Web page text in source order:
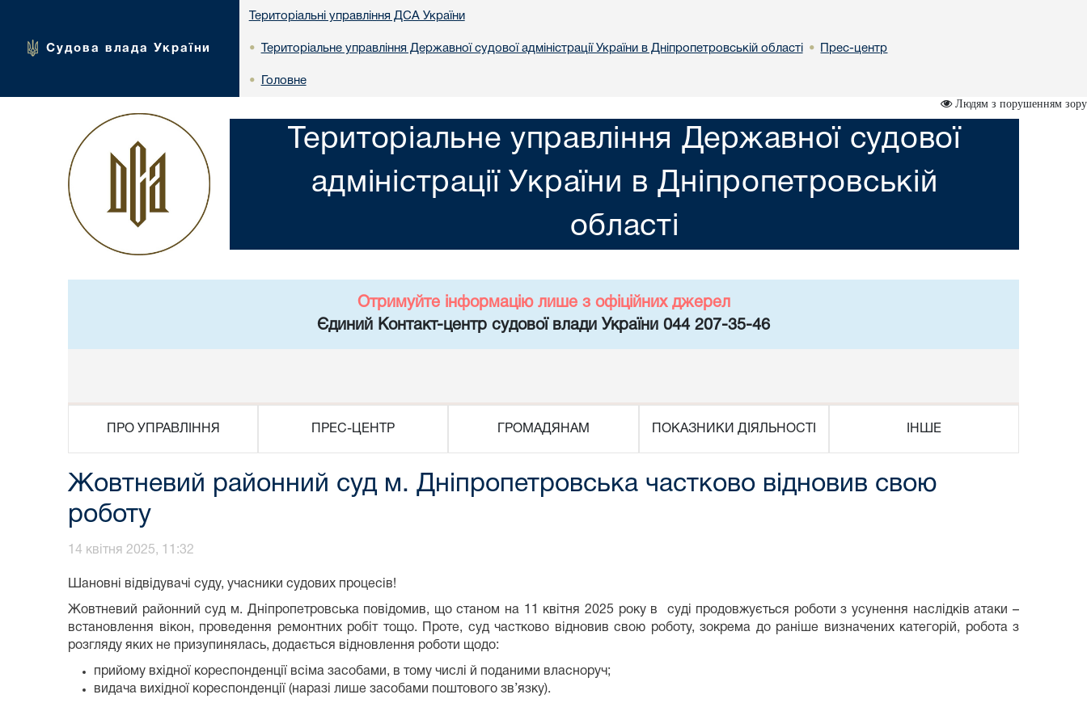
Судова влада України
Територіальні управління ДСА України
• Територіальне управління Державної судової адміністрації України в Днiпропетровській областi • Прес-центр
• Головне
Людям з порушенням зору
Територіальне управління Державної судової
адміністрації України в Днiпропетровській
областi
Отримуйте інформацію лише з офіційних джерел
Єдиний Контакт-центр судової влади України 044 207-35-46
ПРО УПРАВЛІННЯ ПРЕС-ЦЕНТР ГРОМАДЯНАМ ПОКАЗНИКИ ДІЯЛЬНОСТІ ІНШЕ
Жовтневий районний суд м. Дніпропетровська частково відновив свою
роботу
14 квітня 2025, 11:32
Шановні відвідувачі суду, учасники судових процесів!
Жовтневий районний суд м. Дніпропетровська повідомив, що станом на 11 квітня 2025 року в суді продовжується роботи з усунення наслідків атаки –
встановлення вікон, проведення ремонтних робіт тощо. Проте, суд частково відновив свою роботу, зокрема до раніше визначених категорій, робота з
розгляду яких не призупинялась, додається відновлення роботи щодо:
прийому вхідної кореспонденції всіма засобами, в тому числі й поданими власноруч;
видача вихідної кореспонденції (наразі лише засобами поштового зв’язку).